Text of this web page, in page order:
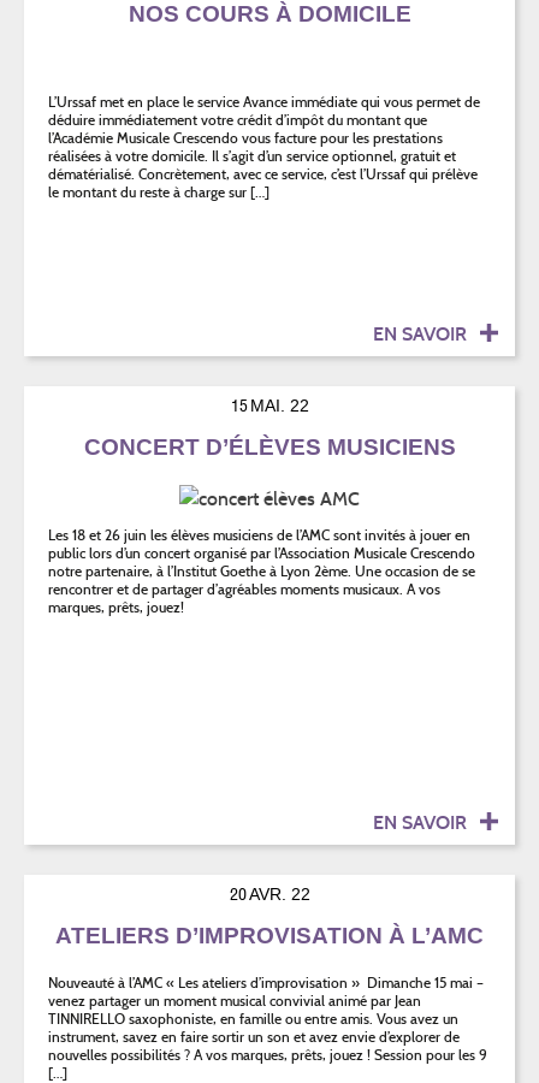
NOS COURS À DOMICILE
L’Urssaf met en place le service Avance immédiate qui vous permet de
déduire immédiatement votre crédit d’impôt du montant que
l’Académie Musicale Crescendo vous facture pour les prestations
réalisées à votre domicile. Il s’agit d’un service optionnel, gratuit et
dématérialisé. Concrètement, avec ce service, c’est l’Urssaf qui prélève
le montant du reste à charge sur […]
EN SAVOIR
15 MAI. 22
CONCERT D’ÉLÈVES MUSICIENS
Les 18 et 26 juin les élèves musiciens de l’AMC sont invités à jouer en
public lors d’un concert organisé par l’Association Musicale Crescendo
notre partenaire, à l’Institut Goethe à Lyon 2ème. Une occasion de se
rencontrer et de partager d’agréables moments musicaux. A vos
marques, prêts, jouez!
EN SAVOIR
20AVR. 22
ATELIERS D’IMPROVISATION À L’AMC
Nouveauté à l’AMC « Les ateliers d’improvisation » Dimanche 15 mai –
venez partager un moment musical convivial animé par Jean
TINNIRELLO saxophoniste, en famille ou entre amis. Vous avez un
instrument, savez en faire sortir un son et avez envie d’explorer de
nouvelles possibilités ? A vos marques, prêts, jouez ! Session pour les 9
[…]